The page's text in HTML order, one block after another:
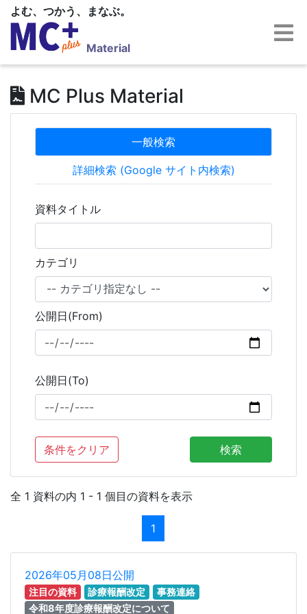
よむ、つかう、まなぶ。
Material
MC Plus Material
一般検索
詳細検索 (Google サイト内検索)
資料タイトル
カテゴリ
公開日(From)
公開日(To)
条件をクリア 検索
全 1 資料の内 1 - 1 個目の資料を表示
1
2026年05月08日公開
注目の資料 診療報酬改定
事務連絡
令和8年度診療報酬改定について